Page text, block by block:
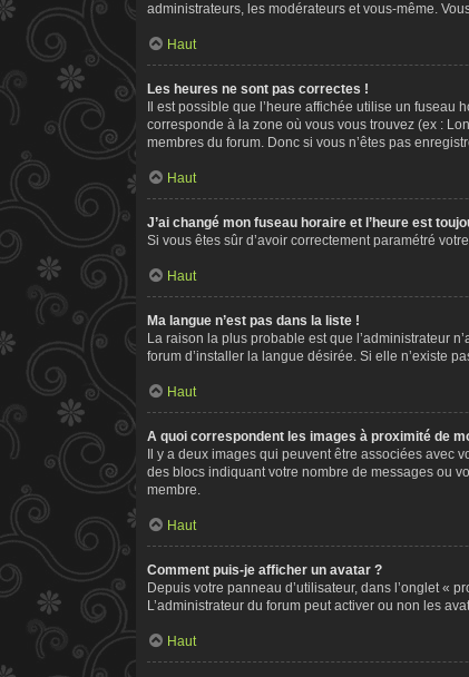
administrateurs, les modérateurs et vous-même.
Haut
Les heures ne sont pas correctes !
Il est possible que l’heure affichée utilise un
corresponde à la zone où vous vous trouvez (ex :
membres du forum. Donc si vous n’êtes pas
Haut
J’ai changé mon fuseau horaire et l’heure est
Si vous êtes sûr d’avoir correctement paramétré
Haut
Ma langue n’est pas dans la liste !
La raison la plus probable est que l’administrateur
forum d’installer la langue désirée. Si elle n’existe
Haut
A quoi correspondent les images à proximité de
Il y a deux images qui peuvent être associées avec
des blocs indiquant votre nombre de messages ou
membre.
Haut
Comment puis-je afficher un avatar ?
Depuis votre panneau d’utilisateur, dans l’onglet «
L’administrateur du forum peut activer ou non les
Haut